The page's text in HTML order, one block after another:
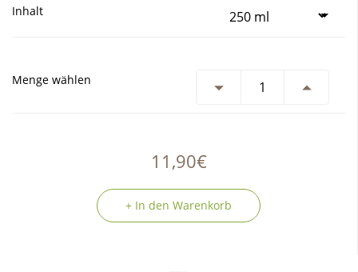
Inhalt
Menge wählen
11,90€
+ In den Warenkorb